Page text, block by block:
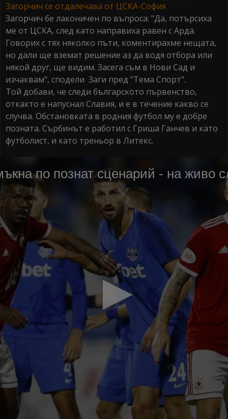
Загорчич се отдалечава от ЦСКА-София
Загорчич бе лаконичен по въпроса: "Да, потърсиха
ме от ЦСКА, след като направиха равен с Арда.
Говорих с тях няколко пъти, коментирахме нещата,
но дали ще вземат решение аз да водя отбора или
някой друг, ще видим. Засега съм в Нови Сад и
изчаквам", сподели Заги пред "Тема Спорт".
Той добави, че следи българското първенство,
откакто е напуснал Славия, и е в течение какво се
случва. Обстановката в родния футбол му е добре
позната. Сърбинът е работил с Гриша Ганчев и като
футболист, и като треньор в Литекс.